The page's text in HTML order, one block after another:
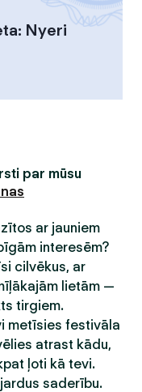
: Nyeri
par mūsu
ar jauniem
interesēm?
cilvēkus, ar
lietām —
tirgiem.
metīsies festivāla
atrast kādu,
ļoti kā tevi.
saderību.